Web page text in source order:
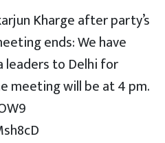
Kharge after party’s
ends: We have
leaders to Delhi for
meeting will be at 4 pm.